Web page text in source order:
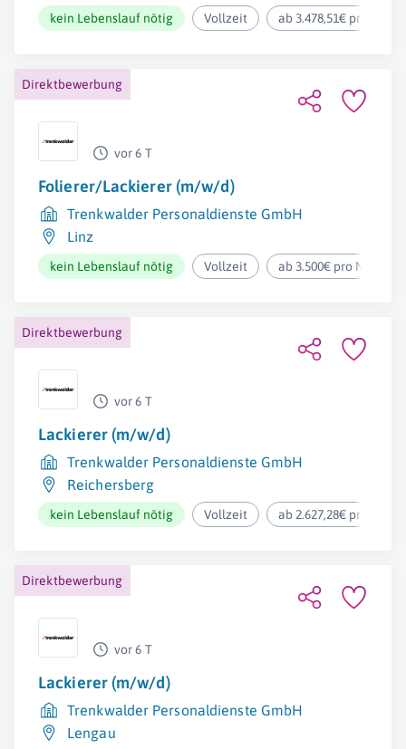
kein Lebenslauf nötig Vollzeit ab 3.478,51€ pro
Direktbewerbung
vor 6 T
Folierer/Lackierer (m/w/d)
Trenkwalder Personaldienste GmbH
Linz
kein Lebenslauf nötig Vollzeit ab 3.500€ pro Monat
Direktbewerbung
vor 6 T
Lackierer (m/w/d)
Trenkwalder Personaldienste GmbH
Reichersberg
kein Lebenslauf nötig Vollzeit ab 2.627,28€ pro
Direktbewerbung
vor 6 T
Lackierer (m/w/d)
Trenkwalder Personaldienste GmbH
Lengau